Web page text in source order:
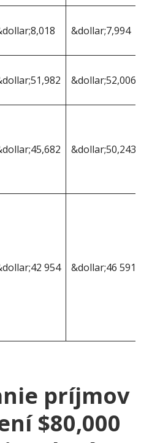
&dollar;7,994
&dollar;52,006
&dollar;50,243
954 &dollar;46 591
príjmov
$80,000